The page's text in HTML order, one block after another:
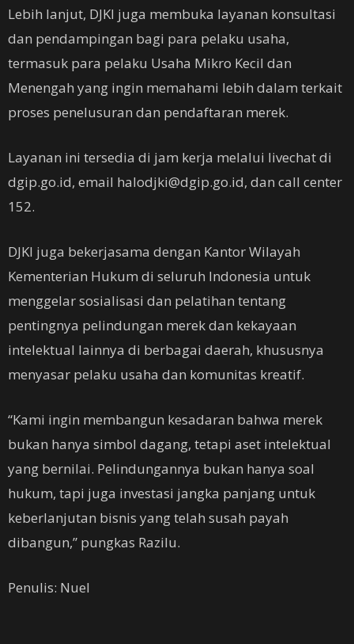
Lebih lanjut, DJKI juga membuka layanan konsultasi
dan pendampingan bagi para pelaku usaha,
termasuk para pelaku Usaha Mikro Kecil dan
Menengah yang ingin memahami lebih dalam terkait
proses penelusuran dan pendaftaran merek.
Layanan ini tersedia di jam kerja melalui livechat di
dgip.go.id, email halodjki@dgip.go.id, dan call center
152.
DJKI juga bekerjasama dengan Kantor Wilayah
Kementerian Hukum di seluruh Indonesia untuk
menggelar sosialisasi dan pelatihan tentang
pentingnya pelindungan merek dan kekayaan
intelektual lainnya di berbagai daerah, khususnya
menyasar pelaku usaha dan komunitas kreatif.
“Kami ingin membangun kesadaran bahwa merek
bukan hanya simbol dagang, tetapi aset intelektual
yang bernilai. Pelindungannya bukan hanya soal
hukum, tapi juga investasi jangka panjang untuk
keberlanjutan bisnis yang telah susah payah
dibangun,” pungkas Razilu.
Penulis: Nuel